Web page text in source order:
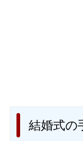
結婚式の